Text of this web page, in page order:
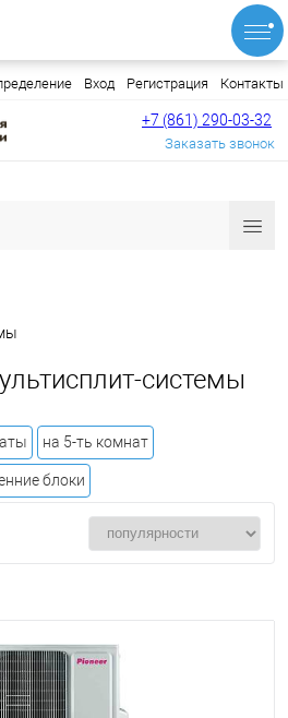
Вход Регистрация Контакты
+7 (861) 290-03-32
Заказать звонок
системы
на 5-ть комнат
блоки